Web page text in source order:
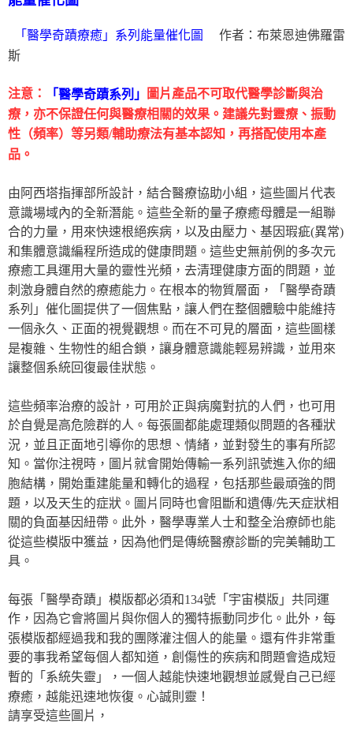
「醫學奇蹟療癒」系列能量催化圖
作者：布萊恩迪佛羅雷
斯
注意： 「醫學奇蹟系列」
圖片產品不可取代醫學診斷與治
療，亦不保證任何與醫療相關的效果。建議先對靈療、振動
性（頻率）等另類/輔助療法有基本認知，再搭配使用本產
品。
由阿西塔指揮部所設計，結合醫療協助小組，這些圖片代表
意識場域內的全新潛能。這些全新的量子療癒母體是一組聯
合的力量，用來快速根絕疾病，以及由壓力、基因瑕疵(異常)
和集體意識編程所造成的健康問題。這些史無前例的多次元
療癒工具運用大量的靈性光頻，去清理健康方面的問題，並
刺激身體自然的療癒能力。在根本的物質層面，「醫學奇蹟
系列」催化圖提供了一個焦點，讓人們在整個體驗中能維持
一個永久、正面的視覺觀想。而在不可見的層面，這些圖樣
是複雜、生物性的組合鎖，讓身體意識能輕易辨識，並用來
讓整個系統回復最佳狀態。
這些頻率治療的設計，可用於正與病魔對抗的人們，也可用
於自覺是高危險群的人。每張圖都能處理類似問題的各種狀
況，並且正面地引導你的思想、情緒，並對發生的事有所認
知。當你注視時，圖片就會開始傳輸一系列訊號進入你的細
胞結構，開始重建能量和轉化的過程，包括那些最頑強的問
題，以及天生的症狀。圖片同時也會阻斷和遺傳/先天症狀相
關的負面基因紐帶。此外，醫學專業人士和整全治療師也能
從這些模版中獲益，因為他們是傳統醫療診斷的完美輔助工
具。
每張「醫學奇蹟」模版都必須和134號「宇宙模版」共同運
作，因為它會將圖片與你個人的獨特振動同步化。此外，每
張模版都經過我和我的團隊灌注個人的能量。還有件非常重
要的事我希望每個人都知道，創傷性的疾病和問題會造成短
暫的「系統失靈」，一個人越能快速地觀想並感覺自己已經
療癒，越能迅速地恢復。心誠則靈！
請享受這些圖片，